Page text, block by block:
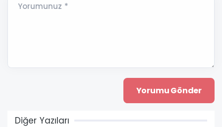
Yorumunuz *
Diğer Yazıları